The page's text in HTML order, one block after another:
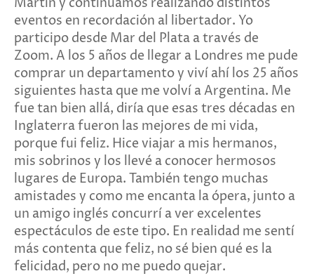
eventos en recordación al libertador. Yo
participo desde Mar del Plata a través de
Zoom. A los 5 años de llegar a Londres me pude
comprar un departamento y viví ahí los 25 años
siguientes hasta que me volví a Argentina. Me
fue tan bien allá, diría que esas tres décadas en
Inglaterra fueron las mejores de mi vida,
porque fui feliz. Hice viajar a mis hermanos,
mis sobrinos y los llevé a conocer hermosos
lugares de Europa. También tengo muchas
amistades y como me encanta la ópera, junto a
un amigo inglés concurrí a ver excelentes
espectáculos de este tipo. En realidad me sentí
más contenta que feliz, no sé bien qué es la
felicidad, pero no me puedo quejar.